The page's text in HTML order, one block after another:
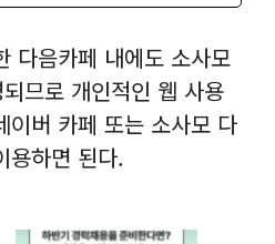
다음카페 내에도 소사모
므로 개인적인 웹 사용
이버 카페 또는 소사모 다
용하면 된다.